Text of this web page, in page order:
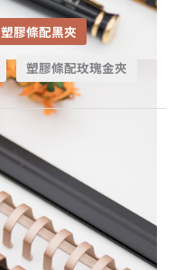
塑膠條配黑夾
塑膠條配玫瑰金夾